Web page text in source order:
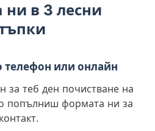
ни в 3 лесни
телефон или онлайн
за теб ден почистване на
попълниш формата ни за
контакт.